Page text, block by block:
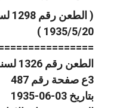
1935/5/20 )
3ع صفحة رقم 487
بتاريخ 03-06-1935